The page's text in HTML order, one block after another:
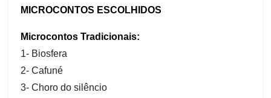
MICROCONTOS ESCOLHIDOS
Microcontos Tradicionais:
1- Biosfera
2- Cafuné
3- Choro do silêncio